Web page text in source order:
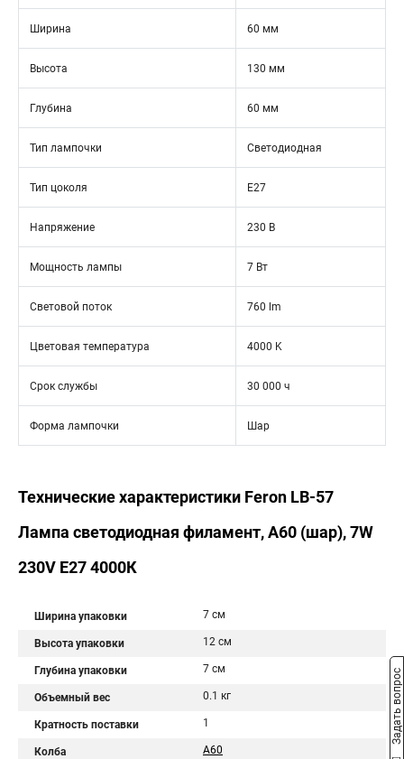
Ширина 60 мм
Высота 130 мм
Глубина 60 мм
Тип лампочки Светодиодная
Тип цоколя E27
Напряжение 230 В
Мощность лампы 7 Вт
Световой поток 760 lm
Цветовая температура 4000 K
Срок службы 30 000 ч
Форма лампочки Шар
Технические характеристики Feron LB-57
Лампа светодиодная филамент, A60 (шар), 7W
230V E27 4000К
Ширина упаковки 7 см
Высота упаковки 12 см
Глубина упаковки 7 см
Объемный вес 0.1 кг
Кратность поставки 1
Колба A60
Задать вопрос